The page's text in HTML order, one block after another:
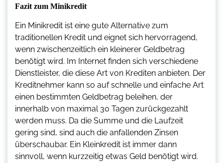
Fazit zum Minikredit
Ein Minikredit ist eine gute Alternative zum
traditionellen Kredit und eignet sich hervorragend,
wenn zwischenzeitlich ein kleinerer Geldbetrag
benötigt wird. Im Internet finden sich verschiedene
Dienstleister, die diese Art von Krediten anbieten. Der
Kreditnehmer kann so auf schnelle und einfache Art
einen bestimmten Geldbetrag beleihen, der
innerhalb von maximal 30 Tagen zurückgezahlt
werden muss. Da die Summe und die Laufzeit
gering sind, sind auch die anfallenden Zinsen
überschaubar. Ein Kleinkredit ist immer dann
sinnvoll, wenn kurzzeitig etwas Geld benötigt wird.